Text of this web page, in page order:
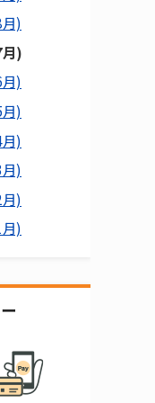
)
月)
)
)
)
)
)
)